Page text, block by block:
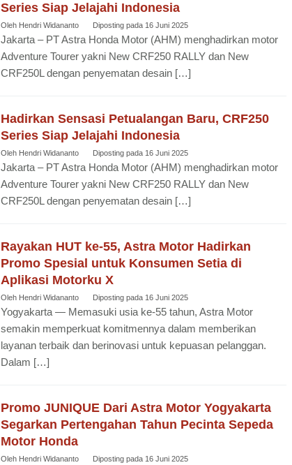
Series Siap Jelajahi Indonesia
Oleh Hendri Widananto Diposting pada 16 Juni 2025
Jakarta – PT Astra Honda Motor (AHM) menghadirkan motor
Adventure Tourer yakni New CRF250 RALLY dan New
CRF250L dengan penyematan desain […]
Hadirkan Sensasi Petualangan Baru, CRF250
Series Siap Jelajahi Indonesia
Oleh Hendri Widananto Diposting pada 16 Juni 2025
Jakarta – PT Astra Honda Motor (AHM) menghadirkan motor
Adventure Tourer yakni New CRF250 RALLY dan New
CRF250L dengan penyematan desain […]
Rayakan HUT ke-55, Astra Motor Hadirkan
Promo Spesial untuk Konsumen Setia di
Aplikasi Motorku X
Oleh Hendri Widananto Diposting pada 16 Juni 2025
Yogyakarta — Memasuki usia ke-55 tahun, Astra Motor
semakin memperkuat komitmennya dalam memberikan
layanan terbaik dan berinovasi untuk kepuasan pelanggan.
Dalam […]
Promo JUNIQUE Dari Astra Motor Yogyakarta
Segarkan Pertengahan Tahun Pecinta Sepeda
Motor Honda
Oleh Hendri Widananto Diposting pada 16 Juni 2025